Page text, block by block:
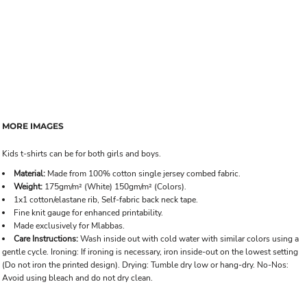
MORE IMAGES
Kids t-shirts can be for both girls and boys.
Material: Made from 100% cotton single jersey combed fabric.
Weight: 175gm/m² (White) 150gm/m² (Colors).
1x1 cotton/elastane rib, Self-fabric back neck tape.
Fine knit gauge for enhanced printability.
Made exclusively for Mlabbas.
Care Instructions:Wash inside out with cold water with similar colors using a
gentle cycle. Ironing: If ironing is necessary, iron inside-out on the lowest setting
(Do not iron the printed design). Drying: Tumble dry low or hang-dry. No-Nos:
Avoid using bleach and do not dry clean.